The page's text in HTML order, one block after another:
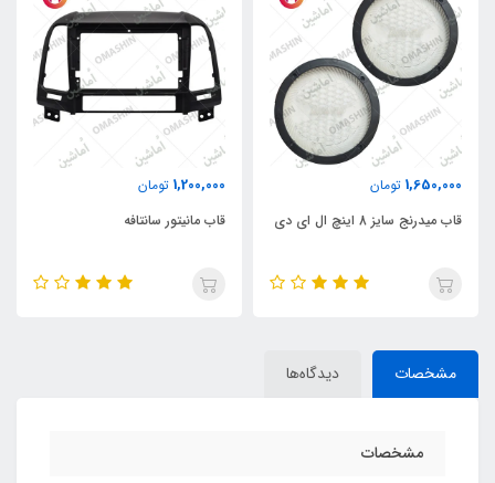
1,650,000 تومان
قاب میدرنج سایز 8 اینچ ال ای دی
1,200,000 تومان
قاب مانیتور سانتافه
مشخصات دیدگاه‌ها
مشخصات